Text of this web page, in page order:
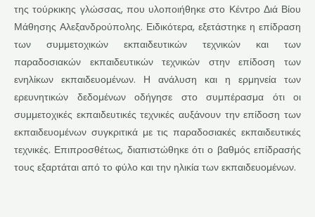
της τούρκικης γλώσσας, που υλοποιήθηκε στο Κέντρο Διά Βίου
Μάθησης Αλεξανδρούπολης. Ειδικότερα, εξετάστηκε η επίδραση
των συμμετοχικών εκπαιδευτικών τεχνικών και των
παραδοσιακών εκπαιδευτικών τεχνικών στην επίδοση των
ενηλίκων εκπαιδευομένων. Η ανάλυση και η ερμηνεία των
ερευνητικών δεδομένων οδήγησε στο συμπέρασμα ότι οι
συμμετοχικές εκπαιδευτικές τεχνικές αυξάνουν την επίδοση των
εκπαιδευομένων συγκριτικά με τις παραδοσιακές εκπαιδευτικές
τεχνικές. Επιπροσθέτως, διαπιστώθηκε ότι ο βαθμός επίδρασής
τους εξαρτάται από το φύλο και την ηλικία των εκπαιδευομένων.